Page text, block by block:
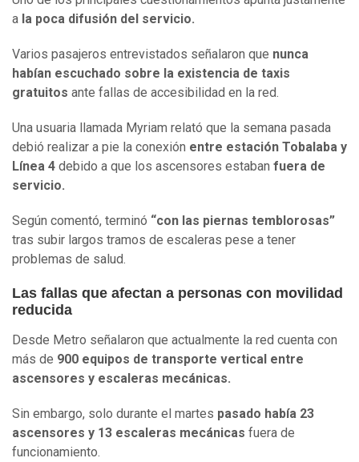
a la poca difusión del servicio.
Varios pasajeros entrevistados señalaron que nunca
habían escuchado sobre la existencia de taxis
gratuitos ante fallas de accesibilidad en la red.
Una usuaria llamada Myriam relató que la semana pasada
debió realizar a pie la conexión entre estación Tobalaba y
Línea 4 debido a que los ascensores estaban fuera de
servicio.
Según comentó, terminó “con las piernas temblorosas”
tras subir largos tramos de escaleras pese a tener
problemas de salud.
Las fallas que afectan a personas con movilidad
reducida
Desde Metro señalaron que actualmente la red cuenta con
más de 900 equipos de transporte vertical entre
ascensores y escaleras mecánicas.
Sin embargo, solo durante el martes pasado había 23
ascensores y 13 escaleras mecánicas fuera de
funcionamiento.